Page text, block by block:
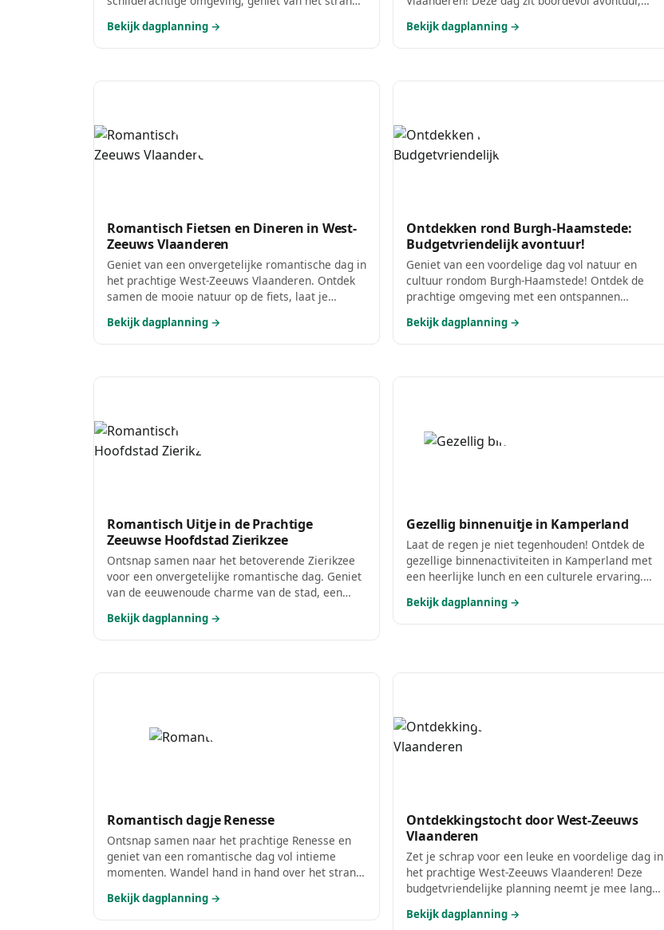
een dag vol bewegen. Deze dag is perfect voor
Bekijk dagplanning →
gezin dat samen wil genieten. Van een
Bekijk dagplanning →
Romantisch Fietsen en Dineren in West-
Zeeuws Vlaanderen
Geniet van een onvergetelijke romantische dag in
het prachtige West-Zeeuws Vlaanderen. Ontdek
samen de mooie natuur op de fiets, laat je
geniet van intieme momenten aan zee. Dit is de
Bekijk dagplanning →
Ontdekken rond Burgh-Haamstede:
Budgetvriendelijk avontuur!
Geniet van een voordelige dag vol natuur en
cultuur rondom Burgh-Haamstede! Ontdek de
prachtige omgeving met een ontspannen
betaalbare lunch. Alle stops zijn gratis of zeer
Bekijk dagplanning →
Romantisch Uitje in de Prachtige
Zeeuwse Hoofdstad Zierikzee
Ontsnap samen naar het betoverende Zierikzee
voor een onvergetelijke romantische dag. Geniet
van de eeuwenoude charme van de stad, een
de dag af met een sfeervol diner. Laat de liefde
Bekijk dagplanning →
Gezellig binnenuitje in Kamperland
Laat de regen je niet tegenhouden! Ontdek de
gezellige binnenactiviteiten in Kamperland met
een heerlijke lunch en een culturele ervaring.
je warm en comfortabel kunt genieten!
Bekijk dagplanning →
Romantisch dagje Renesse
Ontsnap samen naar het prachtige Renesse en
geniet van een romantische dag vol intieme
momenten. Wandel hand in hand over het strand,
met een sfeervol diner in een charmant
Bekijk dagplanning →
Ontdekkingstocht door West-Zeeuws
Vlaanderen
Zet je schrap voor een leuke en voordelige dag in
het prachtige West-Zeeuws Vlaanderen! Deze
budgetvriendelijke planning neemt je mee langs
een betaalbare lunch. Geniet van alles wat deze
Bekijk dagplanning →